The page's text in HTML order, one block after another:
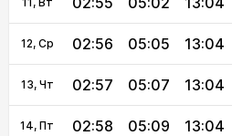
12, Ср 02:56 05:05 13:04
13, Чт 02:57 05:07 13:04
14, Пт 02:58 05:09 13:04